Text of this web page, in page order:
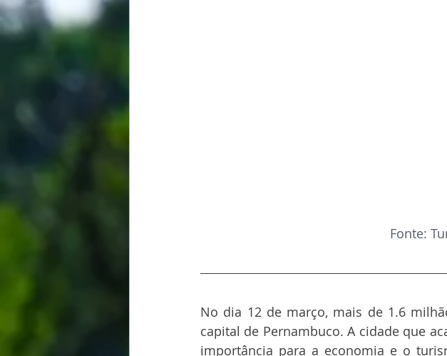
Fonte:
No dia 12 de março, mais de 1.6
capital de Pernambuco. A cidade que
importância para a economia e o